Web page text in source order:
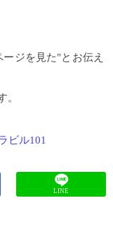
ジを見た"とお伝え
。
ビル101
LINE